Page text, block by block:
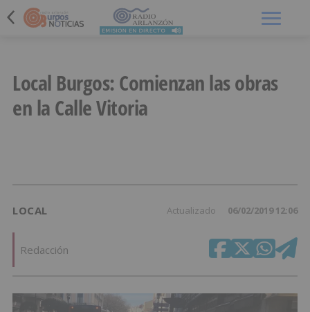
Local Burgos: Comienzan las obras
en la Calle Vitoria
LOCAL Actualizado 06/02/2019 12:06
Redacción